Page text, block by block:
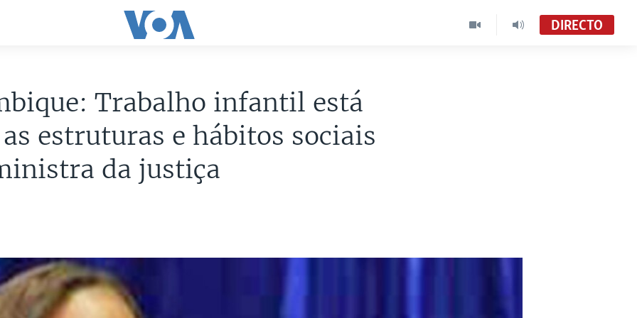
DIRECTO
Trabalho infantil está
estruturas e hábitos sociais
da justiça